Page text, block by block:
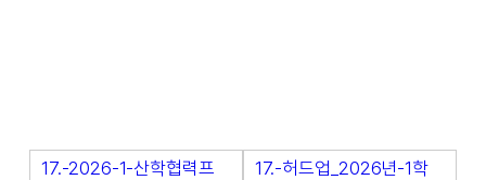
17.-2026-1-산학협력프
17.-허드업_2026년-1학